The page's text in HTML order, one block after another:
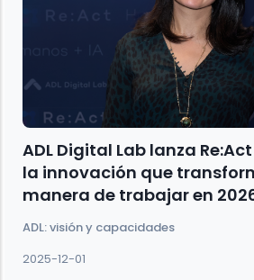
ADL Digital Lab lanza
la innovación que
manera de trabajar en
ADL: visión y capacidades
2025-12-01